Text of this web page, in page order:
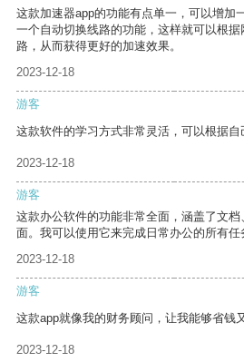
这款加速器app的功能有点单一，可以增加
一个自动切换线路的功能，这样就可以根
路，从而获得更好的加速效果。
2023-12-18
游客
这款软件的学习方式非常灵活，可以根据自
2023-12-18
游客
这款办公软件的功能非常全面，涵盖了文
面。我可以使用它来完成日常办公的所有任
2023-12-18
游客
这款app就像我的财务顾问，让我能够省钱
2023-12-18